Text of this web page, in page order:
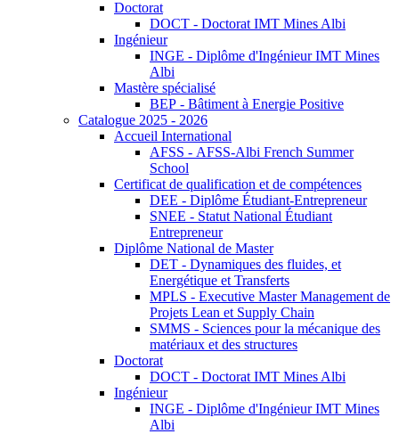
Doctorat
DOCT - Doctorat IMT Mines Albi
Ingénieur
INGE - Diplôme d'Ingénieur IMT Mines
Albi
Mastère spécialisé
BEP - Bâtiment à Energie Positive
Catalogue 2025 - 2026
Accueil International
AFSS - AFSS-Albi French Summer
School
Certificat de qualification et de compétences
DEE - Diplôme Étudiant-Entrepreneur
SNEE - Statut National Étudiant
Entrepreneur
Diplôme National de Master
DET - Dynamiques des fluides, et
Energétique et Transferts
MPLS - Executive Master Management de
Projets Lean et Supply Chain
SMMS - Sciences pour la mécanique des
matériaux et des structures
Doctorat
DOCT - Doctorat IMT Mines Albi
Ingénieur
INGE - Diplôme d'Ingénieur IMT Mines
Albi